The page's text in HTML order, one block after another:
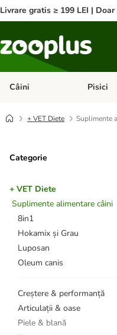
Livrare gratis ≥ 199 LEI |
Câini Pisici
+ VET Diete Suplimente
Categorie
+ VET Diete
Suplimente alimentare câini
8in1
Hokamix și Grau
Luposan
Oleum canis
Creștere & performanță
Articulații & oase
Piele & blană